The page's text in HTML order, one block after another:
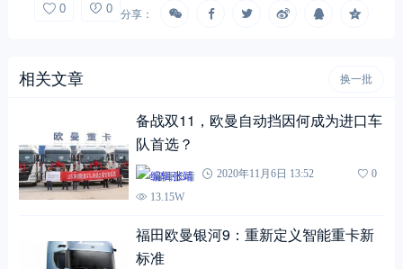
0 0 分享：
相关文章 换一批
备战双11，欧曼自动挡因何成为进口车
队首选？
编辑张靖 2020年11月6日 13:52
0
13.15W
福田欧曼银河9：重新定义智能重卡新
标准